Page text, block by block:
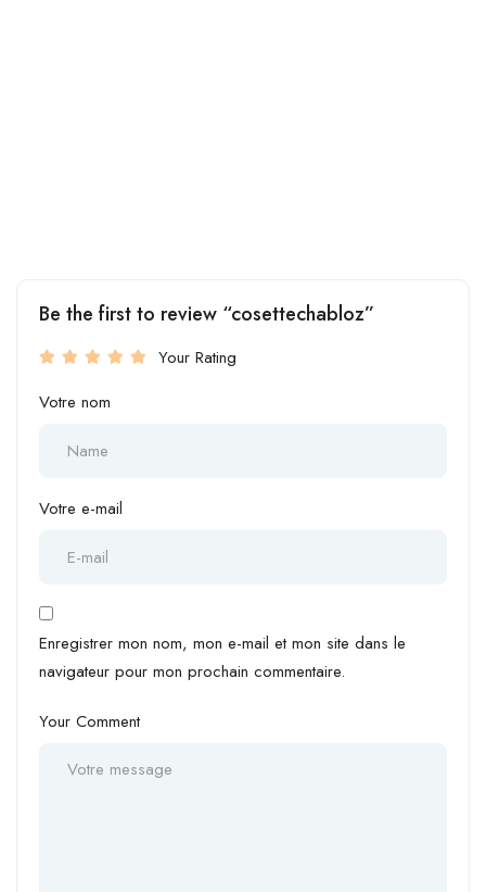
Be the first to review “cosettechabloz”
Your Rating
Votre nom
Votre e-mail
Enregistrer mon nom, mon e-mail et mon site dans le
navigateur pour mon prochain commentaire.
Your Comment